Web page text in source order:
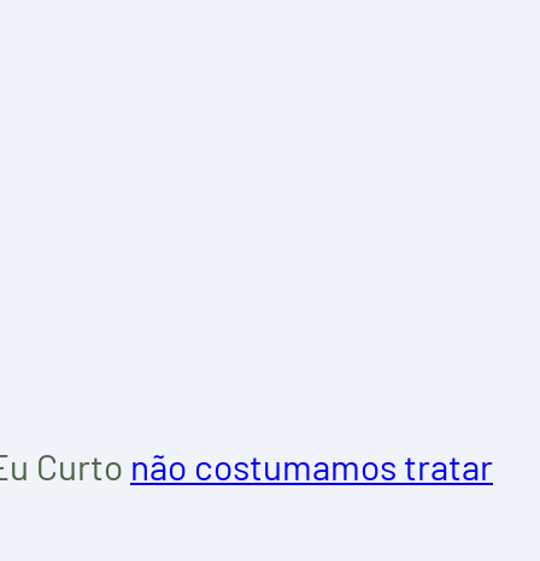
Curto não costumamos tratar